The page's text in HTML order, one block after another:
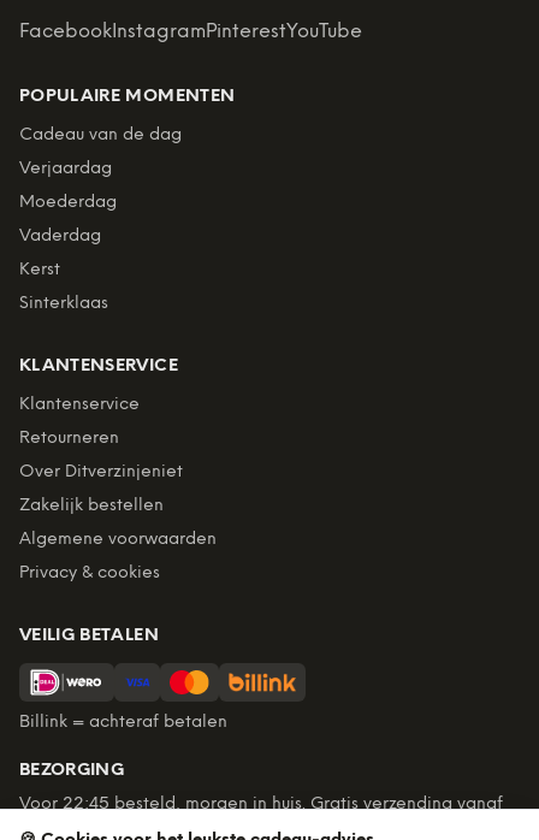
Facebook InstagramPinterestYouTube
POPULAIRE MOMENTEN
Cadeau van de dag
Verjaardag
Moederdag
Vaderdag
Kerst
Sinterklaas
KLANTENSERVICE
Klantenservice
Retourneren
Over Ditverzinjeniet
Zakelijk bestellen
Algemene voorwaarden
Privacy & cookies
VEILIG BETALEN
Billink = achteraf betalen
BEZORGING
Voor 22:45 besteld, morgen in huis. Gratis verzending vanaf
€60. Tot 365 dagen retourneren.